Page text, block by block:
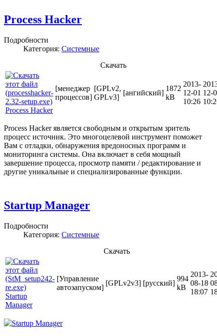
Process Hacker
Подробности
Категория: Системные
Скачать
Process Hacker
[менеджер
процессов]
[GPLv2,
GPLv3]
[ангийский]
1872
kB
2013-
12-01
10:26
12-
Process Hacker является свободным и открытым зритель
процесс источник. Это многоцелевой инструмент поможет
Вам с отладки, обнаружения вредоносных программ и
мониторинга системы. Она включает в себя мощный
завершение процесса, просмотр памяти / редактирование и
другие уникальные и специализированные функции.
Startup Manager
Подробности
Категория: Системные
Скачать
Startup
Manager
[Управление
автозапуском]
[GPLv2v3] [русский]
994
kB
2013-
08-18
18:07